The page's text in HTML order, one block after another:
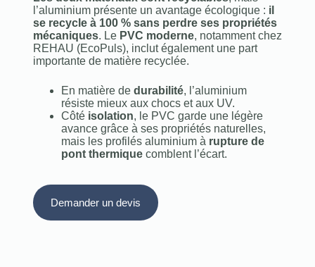
l’aluminium présente un avantage écologique : il
se recycle à 100 % sans perdre ses propriétés
mécaniques. Le PVC moderne, notamment chez
REHAU (EcoPuls), inclut également une part
importante de matière recyclée.
En matière de durabilité, l’aluminium
résiste mieux aux chocs et aux UV.
Côté isolation, le PVC garde une légère
avance grâce à ses propriétés naturelles,
mais les profilés aluminium à rupture de
pont thermiquecomblent l’écart.
Demander un devis